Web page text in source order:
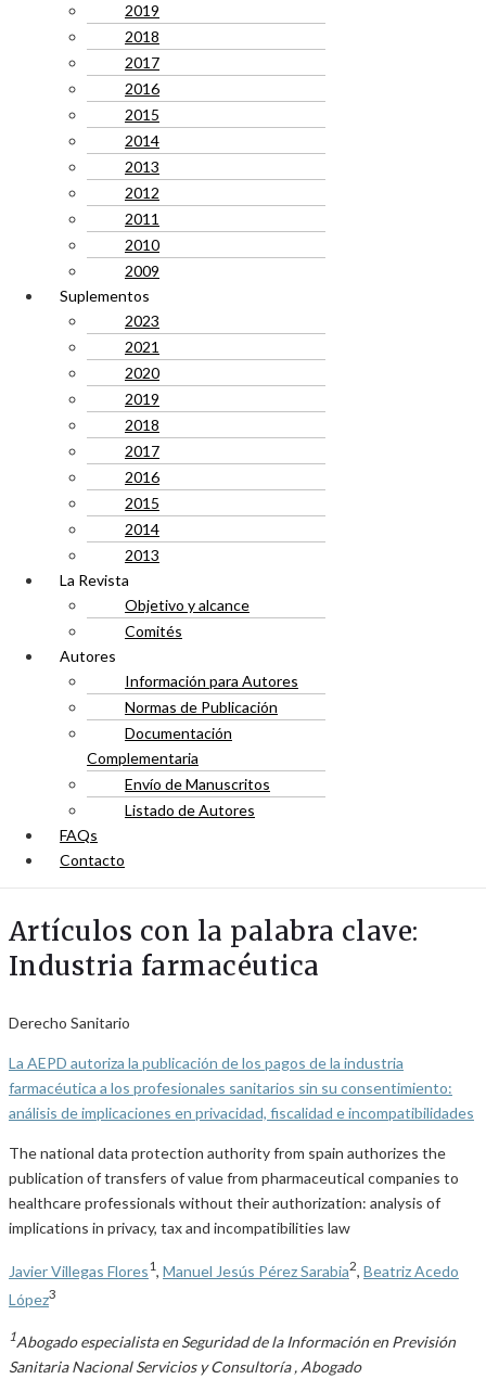
2019
2018
2017
2016
2015
2014
2013
2012
2011
2010
2009
Suplementos
2023
2021
2020
2019
2018
2017
2016
2015
2014
2013
La Revista
Objetivo y alcance
Comités
Autores
Información para Autores
Normas de Publicación
Documentación
Complementaria
Envío de Manuscritos
Listado de Autores
FAQs
Contacto
Artículos con la palabra clave:
Industria farmacéutica
Derecho Sanitario
La AEPD autoriza la publicación de los pagos de la industria
farmacéutica a los profesionales sanitarios sin su consentimiento:
análisis de implicaciones en privacidad, fiscalidad e incompatibilidades
The national data protection authority from spain authorizes the
publication of transfers of value from pharmaceutical companies to
healthcare professionals without their authorization: analysis of
implications in privacy, tax and incompatibilities law
Javier Villegas Flores1, Manuel Jesús Pérez Sarabia2, Beatriz Acedo
López3
1Abogado especialista en Seguridad de la Información en Previsión
Sanitaria Nacional Servicios y Consultoría , Abogado